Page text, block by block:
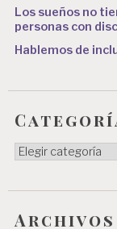
Los sueños no
personas con
Hablemos de
Categorías
Archivos